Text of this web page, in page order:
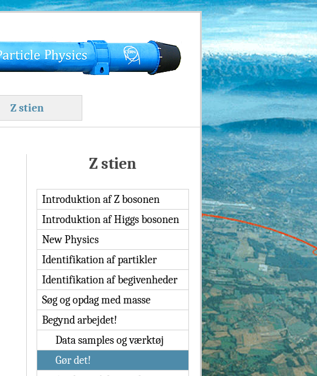
Z stien
Z stien
Introduktion af Z bosonen
Introduktion af Higgs bosonen
New Physics
Identifikation af partikler
Identifikation af begivenheder
Søg og opdag med masse
Begynd arbejdet!
Data samples og værktøj
Gør det!